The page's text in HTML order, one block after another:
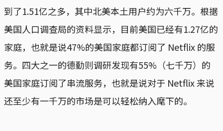
到了1.51亿之多，其中北美本土用户约为六千万。根据
美国人口调查局的资料显示，目前美国已经有1.27亿的
家庭，也就是说47%的美国家庭都订阅了 Netflix 的服
务。四大之一的德勤则调研发现有55%（七千万）的
美国家庭订阅了串流服务，也就是说对于 Netflix 来说
还至少有一千万的市场是可以轻松纳入麾下的。